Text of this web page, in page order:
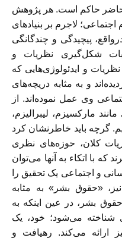
حاکم است. هر پژوهش
لاجرم بر بنیادهای
پیچیدگی و چندگانگی
شکل‌گیری نظریات و
و ایدئولوژی‌هایی که
و به مثابه دریچه‌های
وی عمل نموده‌اند. از
مارکسیزم، لیبرالیزم،
گرچه باید خاطرنشان کرد
کلان، حوزه‌های نظری
با اتکاء به آنها می‌توان
و اجتماعی یک تحقیق را
«حقوق بشر» به مثابه
بشر، در عین اینکه به
شناخته می‌شود؛ خود، یک
ارائه می‌کند. رهیافت و